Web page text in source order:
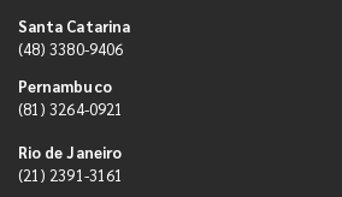
Santa Catarina
(48) 3380-9406
Pernambuco
(81) 3264-0921
Rio de Janeiro
(21) 2391-3161